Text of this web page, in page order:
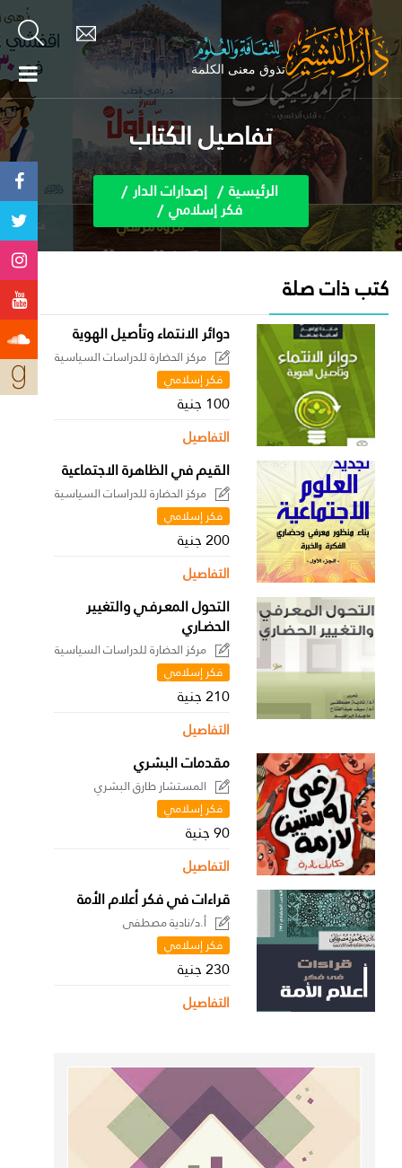
تفاصيل الكتاب
الرئيسية إصدارات الدار
فكر إسلامي
كتب ذات صلة
دوائر الانتماء وتأصيل الهوية
مركز الحضارة للدراسات السياسية
فكر إسلامي
100 جنية
التفاصيل
القيم في الظاهرة الاجتماعية
مركز الحضارة للدراسات السياسية
فكر إسلامي
200 جنية
التفاصيل
التحول المعـرفـي والتغيير
الحضـاري
مركز الحضارة للدراسات السياسية
فكر إسلامي
210 جنية
التفاصيل
مقدمات البشري
المستشار طارق البشري
فكر إسلامي
90 جنية
التفاصيل
قراءات في فكر أعلام الأمة
أ.د/نادية مصطفى
فكر إسلامي
230 جنية
التفاصيل